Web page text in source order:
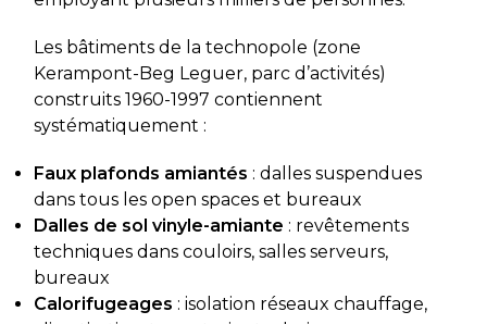
Les bâtiments de la technopole (zone
Kerampont-Beg Leguer, parc d’activités)
construits 1960-1997 contiennent
systématiquement :
Faux plafonds amiantés : dalles suspendues
dans tous les open spaces et bureaux
Dalles de sol vinyle-amiante : revêtements
techniques dans couloirs, salles serveurs,
bureaux
Calorifugeages : isolation réseaux chauffage,